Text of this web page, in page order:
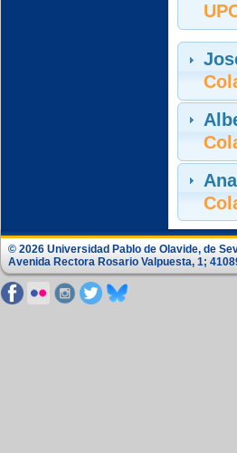
© 2026 Universidad Pablo de Olavide, de
Avenida Rectora Rosario Valpuesta, 1;